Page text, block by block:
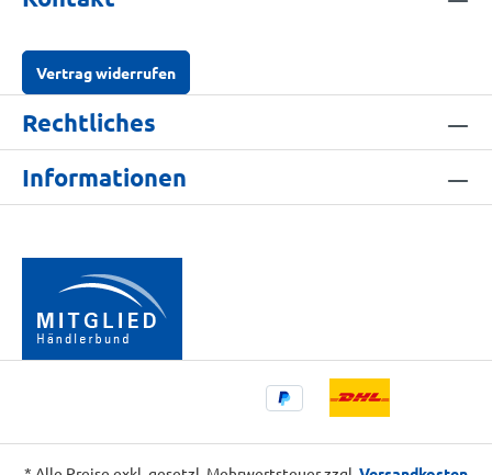
Vertrag widerrufen
Rechtliches
Informationen